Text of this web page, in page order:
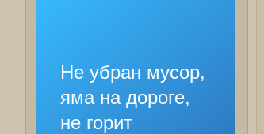
Не убран мусор,
яма на дороге,
не горит